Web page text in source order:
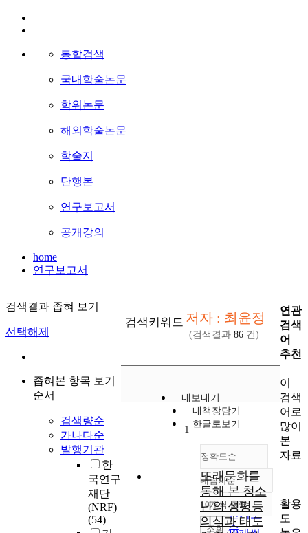
통합검색
국내학술논문
학위논문
해외학술논문
학술지
단행본
연구보고서
공개강의
home
연구보고서
검색결과 좁혀 보기
선택해제
좁혀본 항목 보기
순서
검색량순
가나다순
발행기관
한
국연구
재단
(NRF)
(54)
검색키워드 저자 : 최윤정
(검색결과 86 건)
내보내기
내책장담기
한글로보기
정확도순
정확도
순
인기도
순
내림차순
내림차순
10개씩 출력
조회
1
또래문화를
통해 본 청소
년의 성평등
의식과 태도
연관
검색
어
추천
이
검색
어로
많이
본
자료
활용
도